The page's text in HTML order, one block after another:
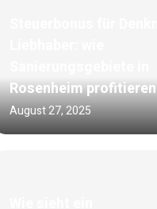
Rosenheim profitieren
August 27, 2025